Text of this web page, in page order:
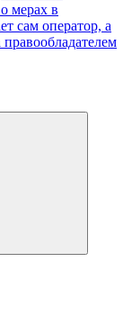
мерах в
сам оператор, а
правообладателем